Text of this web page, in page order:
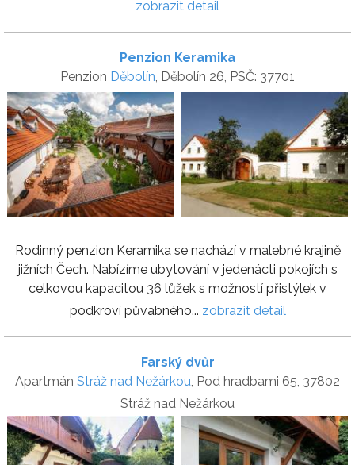
zobrazit detail
Penzion Keramika
Penzion Děbolín , Děbolín 26, PSČ: 37701
Rodinný penzion Keramika se nachází v malebné krajině
jižních Čech. Nabízíme ubytování v jedenácti pokojích s
celkovou kapacitou 36 lůžek s možností přistýlek v
podkroví půvabného... zobrazit detail
Farský dvůr
Apartmán Stráž nad Nežárkou, Pod hradbami 65, 37802
Stráž nad Nežárkou